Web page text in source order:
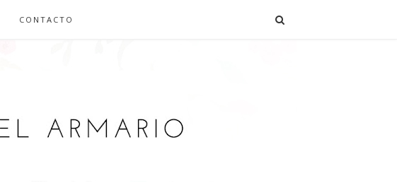
CONTACTO